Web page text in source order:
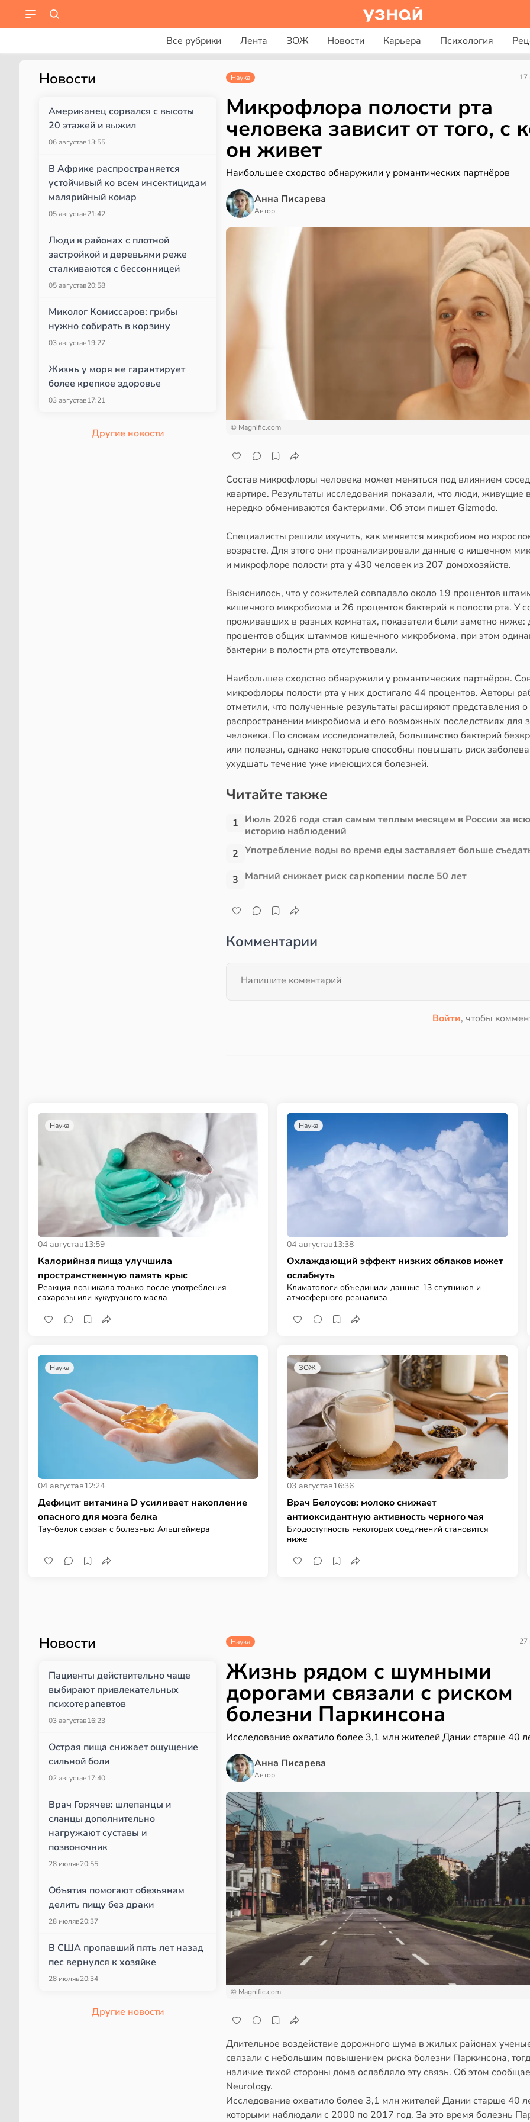
Все рубрики Лента ЗОЖ Новости Карьера Психология
Новости
Американец сорвался с высоты
20 этажей и выжил
06 августав13:55
В Африке распространяется
устойчивый ко всем инсектицидам
малярийный комар
05 августав21:42
Люди в районах с плотной
застройкой и деревьями реже
сталкиваются с бессонницей
05 августав20:58
Миколог Комиссаров: грибы
нужно собирать в корзину
03 августав19:27
Жизнь у моря не гарантирует
более крепкое здоровье
03 августав17:21
Другие новости
Наука 17
Микрофлора полости рта
человека зависит от того, с
он живет
Наибольшее сходство обнаружили у романтических партнёров
Анна Писарева
Автор
© Magnific.com
Состав микрофлоры человека может меняться под влиянием
квартире. Результаты исследования показали, что люди, живущие
нередко обмениваются бактериями. Об этом пишет Gizmodo.
Специалисты решили изучить, как меняется микробиом во
возрасте. Для этого они проанализировали данные о кишечном
и микрофлоре полости рта у 430 человек из 207 домохозяйств.
Выяснилось, что у сожителей совпадало около 19 процентов
кишечного микробиома и 26 процентов бактерий в полости рта. У
проживавших в разных комнатах, показатели были заметно ниже:
процентов общих штаммов кишечного микробиома, при этом
бактерии в полости рта отсутствовали.
Наибольшее сходство обнаружили у романтических партнёров.
микрофлоры полости рта у них достигало 44 процентов. Авторы
отметили, что полученные результаты расширяют представления о
распространении микробиома и его возможных последствиях для
человека. По словам исследователей, большинство бактерий
или полезны, однако некоторые способны повышать риск
ухудшать течение уже имеющихся болезней.
Читайте также
1 Июль 2026 года стал самым теплым месяцем в России за всю
историю наблюдений
2 Употребление воды во время еды заставляет больше
3 Магний снижает риск саркопении после 50 лет
Комментарии
Войти, чтобы
Наука
04 августав13:59
Калорийная пища улучшила
пространственную память крыс
Реакция возникала только после употребления
сахарозы или кукурузного масла
Наука
04 августав13:38
Охлаждающий эффект низких облаков может
ослабнуть
Климатологи объединили данные 13 спутников и
атмосферного реанализа
Наука
04 августав12:24
Дефицит витамина D усиливает накопление
опасного для мозга белка
Тау-белок связан с болезнью Альцгеймера
ЗОЖ
03 августав16:36
Врач Белоусов: молоко снижает
антиоксидантную активность черного чая
Биодоступность некоторых соединений становится
ниже
Новости
Пациенты действительно чаще
выбирают привлекательных
психотерапевтов
03 августав16:23
Острая пища снижает ощущение
сильной боли
02 августав17:40
Врач Горячев: шлепанцы и
сланцы дополнительно
нагружают суставы и
позвоночник
28 июляв20:55
Объятия помогают обезьянам
делить пищу без драки
28 июляв20:37
В США пропавший пять лет назад
пес вернулся к хозяйке
28 июляв20:34
Другие новости
Наука 27
Жизнь рядом с шумными
дорогами связали с риском
болезни Паркинсона
Исследование охватило более 3,1 млн жителей Дании старше 40
Анна Писарева
Автор
© Magnific.com
Длительное воздействие дорожного шума в жилых районах
связали с небольшим повышением риска болезни Паркинсона,
наличие тихой стороны дома ослабляло эту связь. Об этом
Neurology.
Исследование охватило более 3,1 млн жителей Дании старше 40
которыми наблюдали с 2000 по 2017 год. За это время болезнь